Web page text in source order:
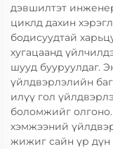
дэвшилтэт
циклд дахин
бодисуудтай
хугацаанд
шууд бууруулдаг.
үйлдвэрлэлийн
илүү гол
боломжийг
хэмжээний
жижиг сайн үр дүн